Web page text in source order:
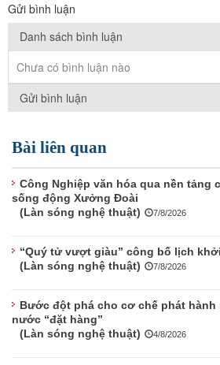
TÌM KIẾM
Vận hành bởi QI Corp
Gửi bình luận
Danh sách bình luận
Chưa có bình luận nào
Gửi bình luận
Bài liên quan
Công Nghiệp văn hóa qua nền tảng
sống động Xưởng Đoài
(Làn sóng nghệ thuật)
7/8/2026
“Quý tử vượt giàu” công bố lịch
(Làn sóng nghệ thuật)
7/8/2026
Bước đột phá cho cơ chế phát hành
nước “đặt hàng”
(Làn sóng nghệ thuật)
4/8/2026